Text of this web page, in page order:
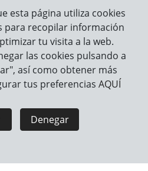
esta página utiliza cookies
para recopilar información
tu visita a la web.
las cookies pulsando a
así como obtener más
tus preferencias AQUÍ
Denegar